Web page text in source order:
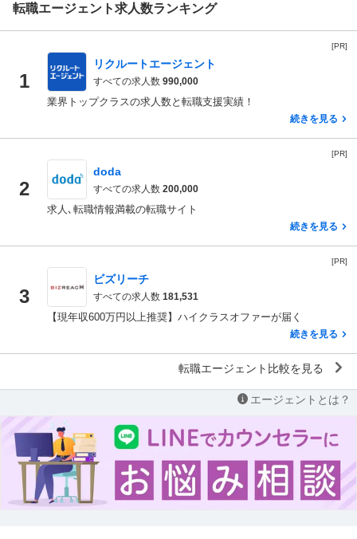
転職エージェント求人数ランキング
[PR]
1
リクルートエージェント
すべての求人数 990,000
業界トップクラスの求人数と転職支援実績！
続きを見る
[PR]
2
doda
すべての求人数 200,000
求人､転職情報満載の転職サイト
続きを見る
[PR]
3
ビズリーチ
すべての求人数 181,531
【現年収600万円以上推奨】ハイクラスオファーが届く
続きを見る
転職エージェント比較を見る
エージェントとは？